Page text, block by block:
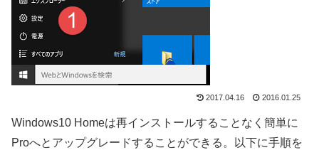
2017.04.16 2016.01.25
Windows10 Homeは再インストールすることなく簡単に
Proへとアップグレードすることができる。以下に手順を